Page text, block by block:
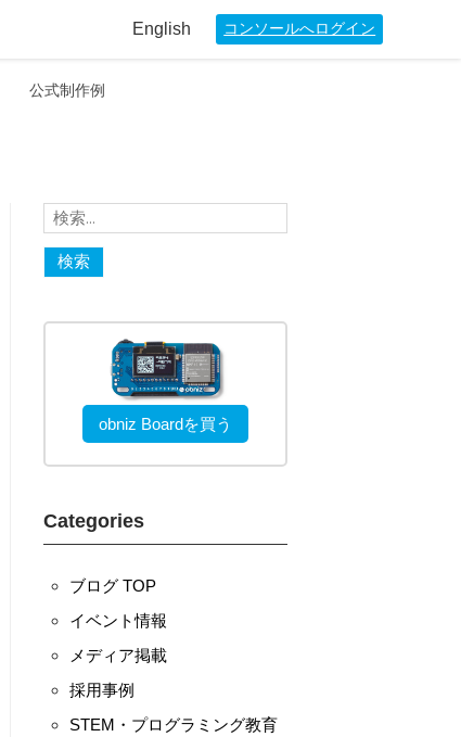
English コンソールへログイン
公式制作例
検
obniz Boardを買う
Categories
ブログ TOP
イベント情報
メディア掲載
採用事例
STEM・プログラミング教育